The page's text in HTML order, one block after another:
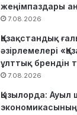
жеңімпаздары
7.08.2026
Қазақстандық
әзірлемелері
ұлттық брендін
7.08.2026
Қызылорда: Ауыл
экономикасының